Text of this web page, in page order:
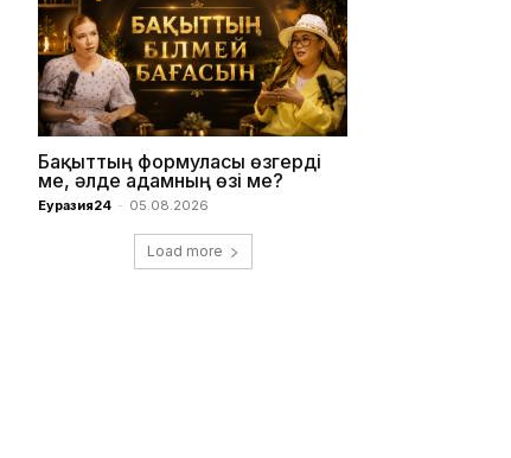
Бақыттың формуласы өзгерді
ме, әлде адамның өзі ме?
Еуразия24 - 05.08.2026
Load more